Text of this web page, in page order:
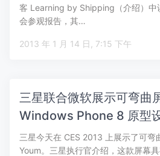
客 Learning by Shipping（介绍）中
会参观报告，其…
2013 年 1 月 14 日, 7:15 下午
三星联合微软展示可弯曲
Windows Phone 8 原型
三星今天在 CES 2013 上展示了可弯
Youm。三星执行官介绍，这款屏幕